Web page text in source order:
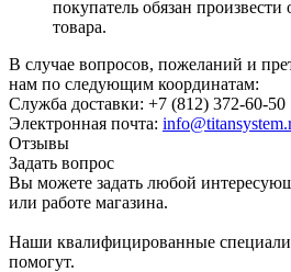
покупатель обязан произвести
товара.
В случае вопросов, пожеланий и
нам по следующим координатам:
Служба доставки: +7 (812) 372-60-50
Электронная почта:
Отзывы
Задать вопрос
Вы можете задать любой
или работе магазина.
Наши квалифицированные
помогут.